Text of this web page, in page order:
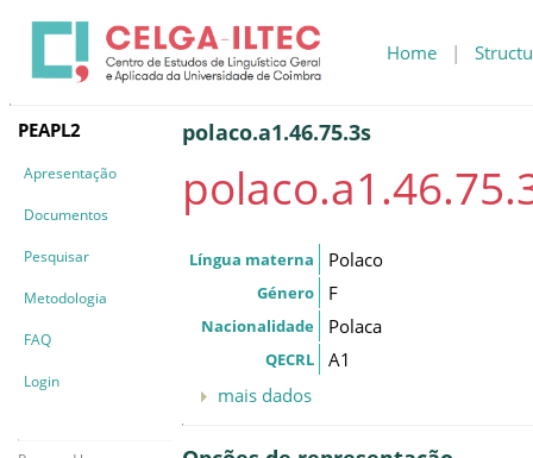
Home |
PEAPL2
Apresentação
Documentos
Pesquisar
Metodologia
FAQ
Login
polaco.a1.46.75.3s
Língua materna Polaco
Género F
Nacionalidade Polaca
QECRL
A1
mais dados